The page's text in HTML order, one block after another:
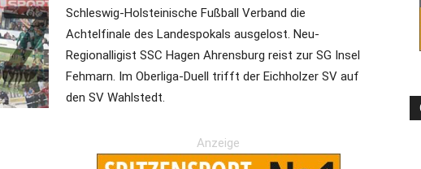
für
Schleswig-Holsteinische Fußball Verband die
Achtelfinale des Landespokals ausgelost. Neu-
Regionalligist SSC Hagen Ahrensburg reist zur SG Insel
Fehmarn. Im Oberliga-Duell trifft der Eichholzer SV auf
den SV Wahlstedt.
Anzeige